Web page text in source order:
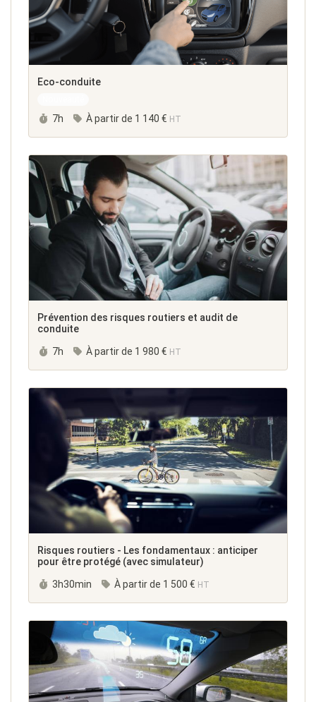
Eco-conduite
Durée :
7h À partir de 1 140 € HT
Prévention des risques routiers et audit de
conduite
Durée :
7h À partir de 1 980 € HT
Risques routiers - Les fondamentaux : anticiper
pour être protégé (avec simulateur)
Durée :
3h30min À partir de 1 500 € HT